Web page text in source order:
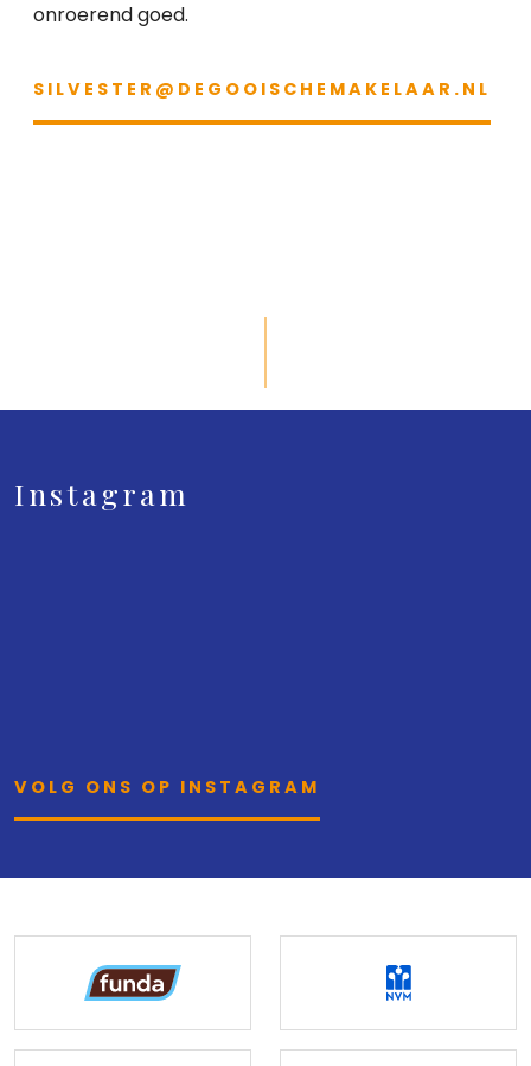
onroerend goed.
SILVESTER@DEGOOISCHEMAKELAAR.NL
Instagram
VOLG ONS OP INSTAGRAM